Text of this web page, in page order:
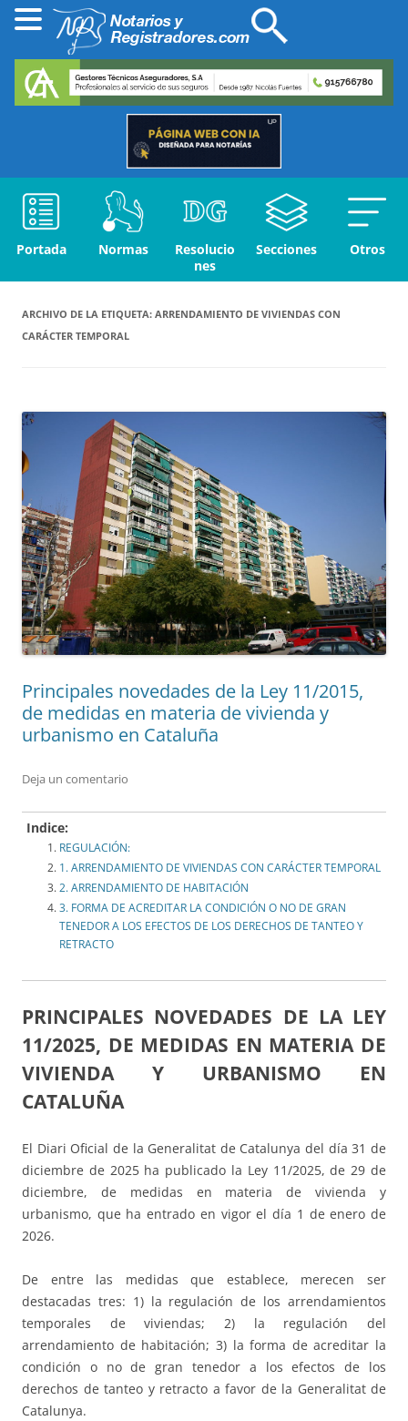
Portada Normas
Resolucio
nes
Secciones Otros
ARCHIVO DE LA ETIQUETA: ARRENDAMIENTO DE VIVIENDAS CON
CARÁCTER TEMPORAL
Principales novedades de la Ley 11/2015,
de medidas en materia de vivienda y
urbanismo en Cataluña
Deja un comentario
Indice:
REGULACIÓN:
1. ARRENDAMIENTO DE VIVIENDAS CON CARÁCTER TEMPORAL
2. ARRENDAMIENTO DE HABITACIÓN
3. FORMA DE ACREDITAR LA CONDICIÓN O NO DE GRAN
TENEDOR A LOS EFECTOS DE LOS DERECHOS DE TANTEO Y
RETRACTO
PRINCIPALES NOVEDADES DE LA LEY
11/2025, DE MEDIDAS EN MATERIA DE
VIVIENDA Y URBANISMO EN
CATALUÑA
El Diari Oficial de la Generalitat de Catalunya del día 31 de
diciembre de 2025 ha publicado la Ley 11/2025, de 29 de
diciembre, de medidas en materia de vivienda y
urbanismo, que ha entrado en vigor el día 1 de enero de
2026.
De entre las medidas que establece, merecen ser
destacadas tres: 1) la regulación de los arrendamientos
temporales de viviendas; 2) la regulación del
arrendamiento de habitación; 3) la forma de acreditar la
condición o no de gran tenedor a los efectos de los
derechos de tanteo y retracto a favor de la Generalitat de
Catalunya.